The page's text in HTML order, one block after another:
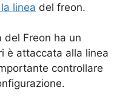
linea del freon.
del Freon ha un
è attaccata alla linea
controllare